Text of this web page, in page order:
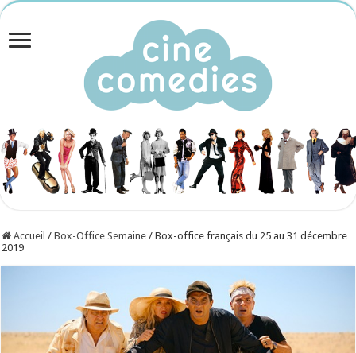
Accueil / Box-Office Semaine / Box-office français du 25 au 31 décembre
2019